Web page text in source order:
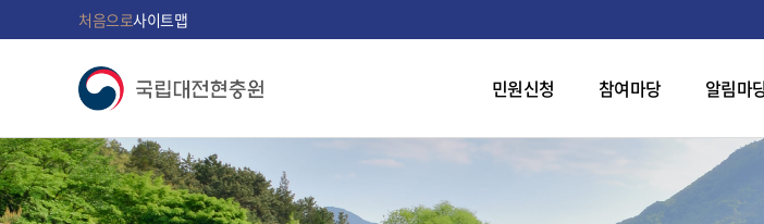
처음으로사이트맵
민원신청 참여마당 알림마